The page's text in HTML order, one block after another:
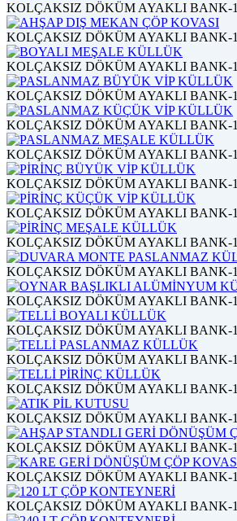
KOLÇAKSIZ DÖKÜM AYAKLI BANK-1
KOLÇAKSIZ DÖKÜM AYAKLI BANK-1
KOLÇAKSIZ DÖKÜM AYAKLI BANK-1
KOLÇAKSIZ DÖKÜM AYAKLI BANK-1
KOLÇAKSIZ DÖKÜM AYAKLI BANK-1
KOLÇAKSIZ DÖKÜM AYAKLI BANK-1
KOLÇAKSIZ DÖKÜM AYAKLI BANK-1
KOLÇAKSIZ DÖKÜM AYAKLI BANK-1
KOLÇAKSIZ DÖKÜM AYAKLI BANK-1
KOLÇAKSIZ DÖKÜM AYAKLI BANK-1
KOLÇAKSIZ DÖKÜM AYAKLI BANK-1
KOLÇAKSIZ DÖKÜM AYAKLI BANK-1
KOLÇAKSIZ DÖKÜM AYAKLI BANK-1
KOLÇAKSIZ DÖKÜM AYAKLI BANK-1
KOLÇAKSIZ DÖKÜM AYAKLI BANK-1
KOLÇAKSIZ DÖKÜM AYAKLI BANK-1
KOLÇAKSIZ DÖKÜM AYAKLI BANK-1
KOLÇAKSIZ DÖKÜM AYAKLI BANK-1